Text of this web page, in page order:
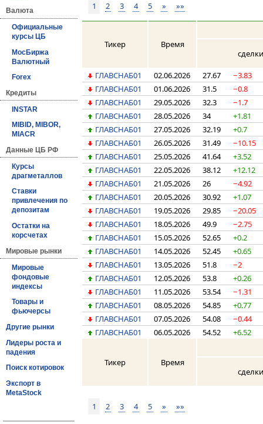
Валюта
Официальные
курсы ЦБ
МосБиржа
Валютный
Forex
Кредиты
INSTAR
MIBID, MIBOR,
MIACR
Данные ЦБ РФ
Курсы
драгметаллов
Ставки
привлечения по
депозитам
Остатки на
корсчетах
Мировые рынки
Мировые
фондовые
индексы
Товары и
фьючерсы
Другие рынки
Лидеры роста и
падения
Поиск котировок
Экспорт в
MetaStock
1 2 3 4 5 » »»
Тикер
Время
сделки
ГЛАВСНАБ01 02.06.2026 27.67
−3.83
ГЛАВСНАБ01
01.06.2026 31.5
−0.8
ГЛАВСНАБ01
29.05.2026 32.3
−1.7
ГЛАВСНАБ01
28.05.2026 34
+1.81
ГЛАВСНАБ01
27.05.2026 32.19
+0.7
ГЛАВСНАБ01
26.05.2026 31.49
−10.15
ГЛАВСНАБ01
25.05.2026 41.64
+3.52
ГЛАВСНАБ01
22.05.2026 38.12
+12.12
ГЛАВСНАБ01
21.05.2026 26
−4.92
ГЛАВСНАБ01
20.05.2026 30.92
+1.07
ГЛАВСНАБ01
19.05.2026 29.85
−20.05
ГЛАВСНАБ01
18.05.2026 49.9
−2.75
ГЛАВСНАБ01
15.05.2026 52.65
+0.2
ГЛАВСНАБ01
14.05.2026 52.45
+0.65
ГЛАВСНАБ01
13.05.2026 51.8
−2
ГЛАВСНАБ01
12.05.2026 53.8
+0.26
ГЛАВСНАБ01
11.05.2026 53.54
−1.31
ГЛАВСНАБ01
08.05.2026 54.85
+0.77
ГЛАВСНАБ01
07.05.2026 54.08
−0.44
ГЛАВСНАБ01
06.05.2026 54.52 +6.52
Тикер
Время
сделки
1 2 3 4 5 » »»